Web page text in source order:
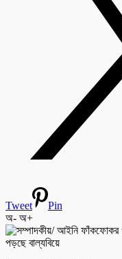
Tweet
Pin
অ- অ+